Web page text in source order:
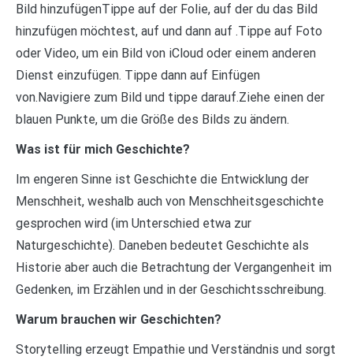
Bild hinzufügenTippe auf der Folie, auf der du das Bild
hinzufügen möchtest, auf und dann auf .Tippe auf Foto
oder Video, um ein Bild von iCloud oder einem anderen
Dienst einzufügen. Tippe dann auf Einfügen
von.Navigiere zum Bild und tippe darauf.Ziehe einen der
blauen Punkte, um die Größe des Bilds zu ändern.
Was ist für mich Geschichte?
Im engeren Sinne ist Geschichte die Entwicklung der
Menschheit, weshalb auch von Menschheitsgeschichte
gesprochen wird (im Unterschied etwa zur
Naturgeschichte). Daneben bedeutet Geschichte als
Historie aber auch die Betrachtung der Vergangenheit im
Gedenken, im Erzählen und in der Geschichtsschreibung.
Warum brauchen wir Geschichten?
Storytelling erzeugt Empathie und Verständnis und sorgt